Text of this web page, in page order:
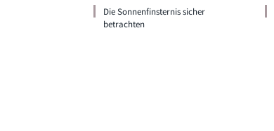
Die Sonnenfinsternis sicher
betrachten